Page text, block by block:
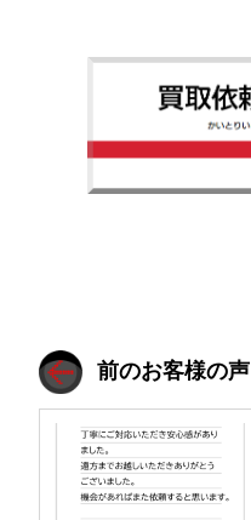
前のお客様の声